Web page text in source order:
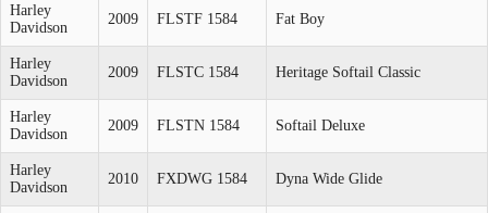
Harley
Davidson
2009 FLSTF 1584 Fat Boy
Harley
Davidson
2009 FLSTC 1584 Heritage Softail Classic
Harley
Davidson
2009 FLSTN 1584 Softail Deluxe
Harley
Davidson
2010 FXDWG 1584 Dyna Wide Glide